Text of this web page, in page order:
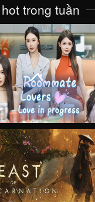
trong tuần
VIEW
VIEW